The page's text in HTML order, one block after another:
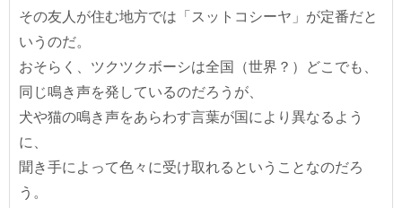
その友人が住む地方では「スットコシーヤ」が定番だと
いうのだ。
おそらく、ツクツクボーシは全国（世界？）どこでも、
同じ鳴き声を発しているのだろうが、
犬や猫の鳴き声をあらわす言葉が国により異なるよう
に、
聞き手によって色々に受け取れるということなのだろ
う。